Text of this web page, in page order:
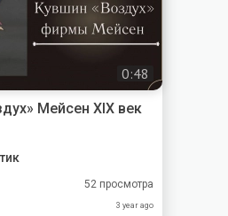
0:48
Мейсен XIX век
52 просмотра
3 year ago